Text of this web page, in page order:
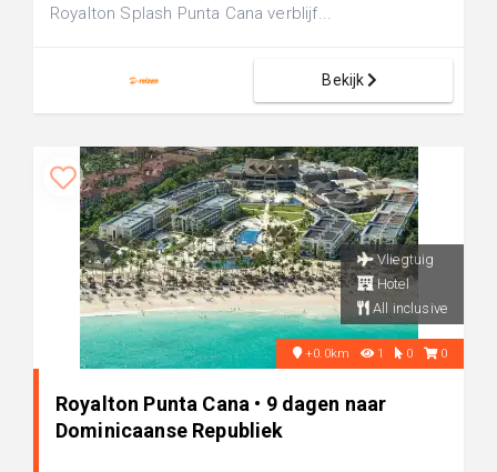
Royalton Splash Punta Cana verblijf...
Bekijk
Vliegtuig
Hotel
All inclusive
+0.0km 1 0 0
Royalton Punta Cana • 9 dagen naar
Dominicaanse Republiek